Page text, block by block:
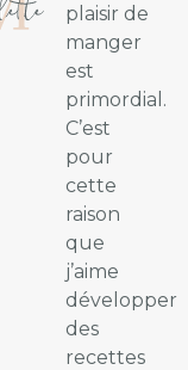
plaisir de
manger
est
primordial.
C’est
pour
cette
raison
que
j’aime
développer
des
recettes